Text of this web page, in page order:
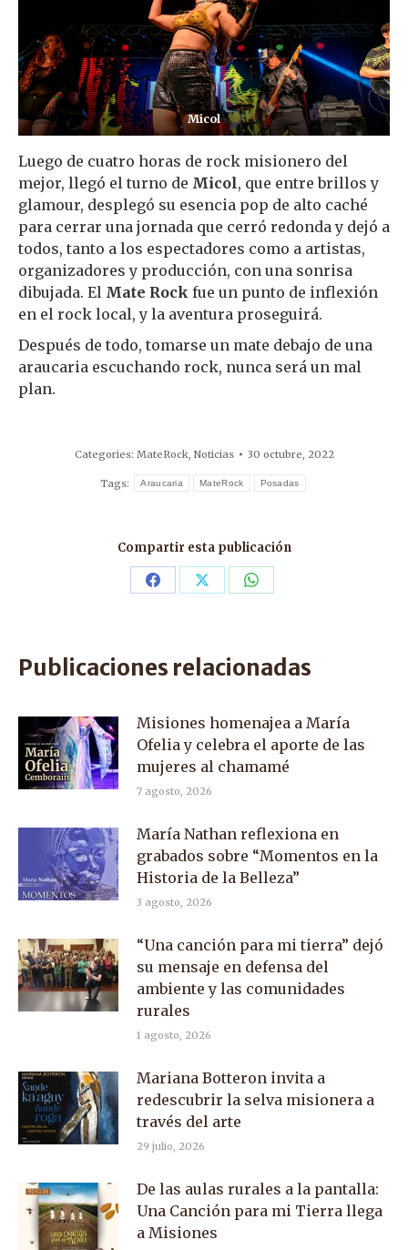
Micol
Luego de cuatro horas de rock misionero del
mejor, llegó el turno de Micol, que entre brillos y
glamour, desplegó su esencia pop de alto caché
para cerrar una jornada que cerró redonda y dejó a
todos, tanto a los espectadores como a artistas,
organizadores y producción, con una sonrisa
dibujada. El Mate Rock fue un punto de inflexión
en el rock local, y la aventura proseguirá.
Después de todo, tomarse un mate debajo de una
araucaria escuchando rock, nunca será un mal
plan.
Categories: MateRock, Noticias 30 octubre, 2022
Tags: Araucaria MateRock Posadas
Compartir esta publicación
Share Share Share
Publicaciones relacionadas
Misiones homenajea a María
Ofelia y celebra el aporte de las
mujeres al chamamé
7 agosto, 2026
María Nathan reflexiona en
grabados sobre “Momentos en la
Historia de la Belleza”
3 agosto, 2026
“Una canción para mi tierra” dejó
su mensaje en defensa del
ambiente y las comunidades
rurales
1 agosto, 2026
Mariana Botteron invita a
redescubrir la selva misionera a
través del arte
29 julio, 2026
De las aulas rurales a la pantalla:
Una Canción para mi Tierra llega
a Misiones